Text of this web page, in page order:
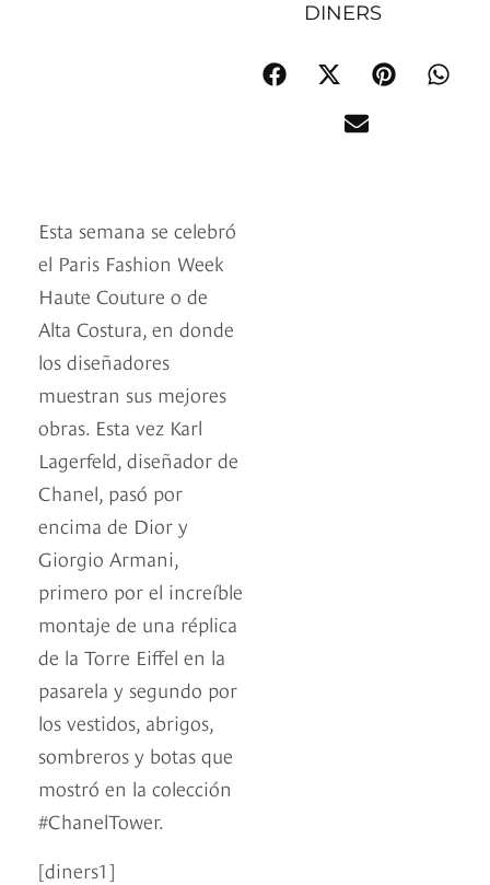
DINERS
Esta semana se celebró
el Paris Fashion Week
Haute Couture o de
Alta Costura, en donde
los diseñadores
muestran sus mejores
obras. Esta vez Karl
Lagerfeld, diseñador de
Chanel, pasó por
encima de Dior y
Giorgio Armani,
primero por el increíble
montaje de una réplica
de la Torre Eiffel en la
pasarela y segundo por
los vestidos, abrigos,
sombreros y botas que
mostró en la colección
#ChanelTower.
[diners1]